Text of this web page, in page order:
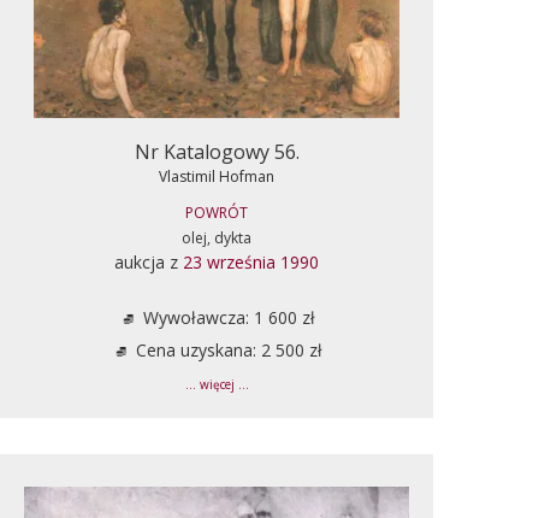
Nr Katalogowy 56.
Vlastimil Hofman
POWRÓT
olej, dykta
aukcja z 23 września 1990
Wywoławcza: 1 600 zł
Cena uzyskana: 2 500 zł
... więcej ...